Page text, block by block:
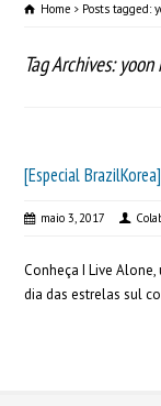
Home Posts tagged:
Tag Archives:
[Especial
maio 3, 2017
Conheça I Live
dia das estrelas sul